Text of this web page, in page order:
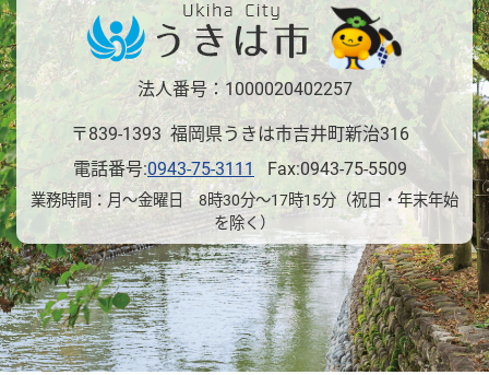
法人番号：1000020402257
〒839-1393 福岡県うきは市吉井町新治316
電話番号:0943-75-3111 Fax:0943-75-5509
業務時間：月～金曜日 8時30分～17時15分（祝日・年末年始
を除く）